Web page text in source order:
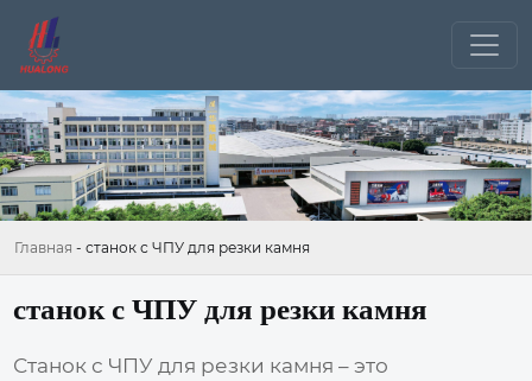
Главная - станок с ЧПУ для резки камня
станок с ЧПУ для резки камня
Станок с ЧПУ для резки камня – это